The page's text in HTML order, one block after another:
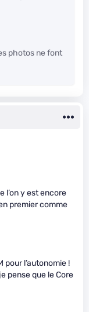
photos ne font
l’on y est encore
premier comme
pour l’autonomie !
pense que le Core